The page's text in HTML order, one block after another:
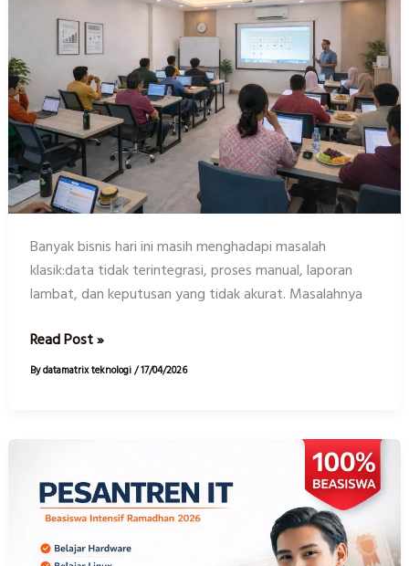
Banyak bisnis hari ini masih menghadapi masalah
klasik:data tidak terintegrasi, proses manual, laporan
lambat, dan keputusan yang tidak akurat. Masalahnya
Investasi
Nyata
untuk
Transformasi
Bisnis
Anda
Read Post »
Bydatamatrix teknologi/17/04/2026
IT